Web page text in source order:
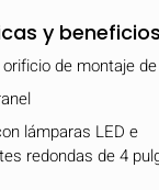
y beneficios
de montaje
lámparas LED e
redondas de 4